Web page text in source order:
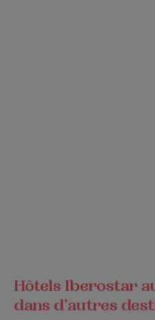
Hôtels Iberostar
dans d’autres